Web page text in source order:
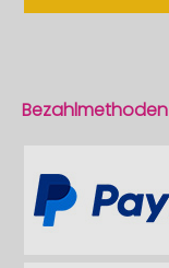
Bezahlmethoden